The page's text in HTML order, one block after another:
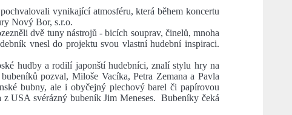
vynikající atmosféru, která během koncertu
Nový Bor, s.r.o.
dvě tuny nástrojů - bicích souprav, činelů, mnoha
vnesl do projektu svou vlastní hudební inspiraci.
hudby a rodilí japonští hudebníci, znalí stylu hry na
pozval, Miloše Vacíka, Petra Zemana a Pavla
bubny, ale i obyčejný plechový barel či papírovou
z USA svérázný bubeník Jim Meneses. Bubeníky čeká